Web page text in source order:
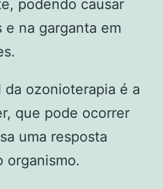
podendo causar
e na garganta em
ozonioterapia é a
que pode ocorrer
uma resposta
organismo.